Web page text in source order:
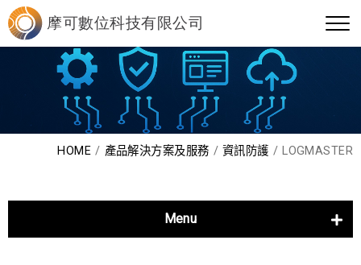
HOME 產品解決方案及服務 資訊防護 LOGMASTER
Menu